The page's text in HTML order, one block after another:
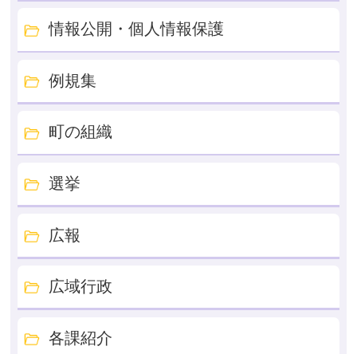
情報公開・個人情報保護
例規集
町の組織
選挙
広報
広域行政
各課紹介